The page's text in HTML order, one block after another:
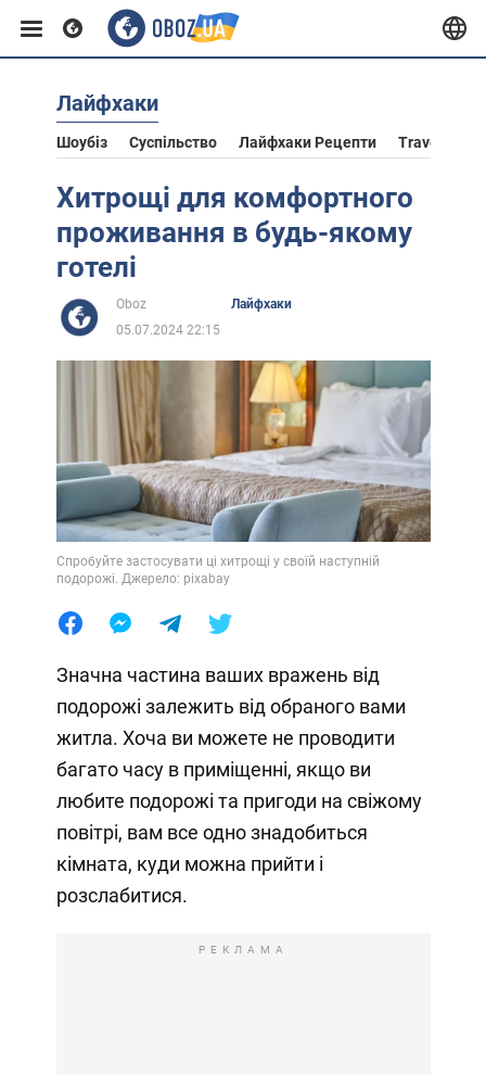
Європа
США
Африка
Лайфхаки
Лайфхаки
Шоубіз Суспільство Лайфхаки Рецепти Travel
Хитрощі для комфортного
проживання в будь-якому
готелі
Oboz
Лайфхаки
05.07.2024 22:15
Спробуйте застосувати ці хитрощі у своїй наступній
подорожі. Джерело: pixabay
Значна частина ваших вражень від
подорожі залежить від обраного вами
житла. Хоча ви можете не проводити
багато часу в приміщенні, якщо ви
любите подорожі та пригоди на свіжому
повітрі, вам все одно знадобиться
кімната, куди можна прийти і
розслабитися.
РЕКЛАМА